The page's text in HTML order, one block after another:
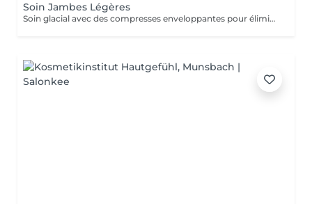
Soin Jambes Légères
Soin glacial avec des compresses enveloppantes pour éliminer la sensation de jambes lourdes + massage drainant pour relancer la circulation dans le soin premium